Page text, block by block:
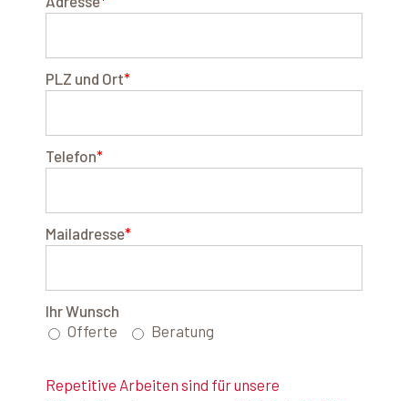
PLZ und Ort*
Telefon*
Mailadresse*
Ihr Wunsch
Offerte
Beratung
Repetitive Arbeiten sind für unsere